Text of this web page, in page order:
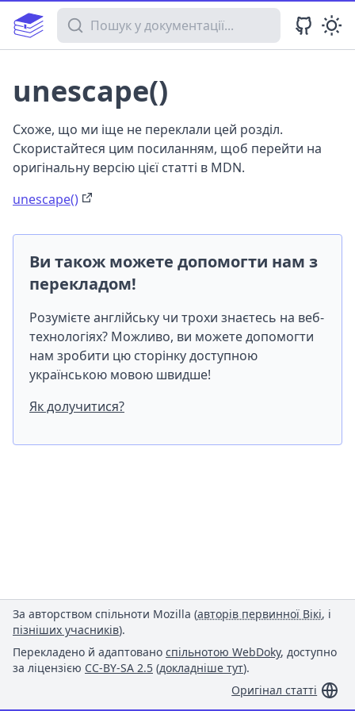
Пошук у документації
unescape()
Схоже, що ми іще не переклали цей розділ.
Скористайтеся цим посиланням, щоб перейти на
оригінальну версію цієї статті в MDN.
unescape()
Ви також можете допомогти нам з
перекладом!
Розумієте англійську чи трохи знаєтесь на веб-
технологіях? Можливо, ви можете допомогти
нам зробити цю сторінку доступною
українською мовою швидше!
Як долучитися?
За авторством спільноти Mozilla (авторів первинної Вікі, і
пізніших учасників).
Перекладено й адаптовано спільнотою WebDoky, доступно
за ліцензією CC-BY-SA 2.5 (докладніше тут).
Оригінал статті